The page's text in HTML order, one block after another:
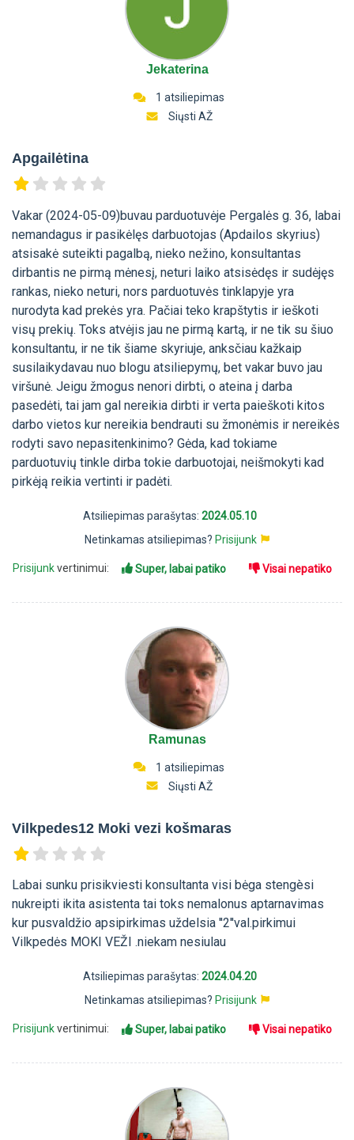
Jekaterina
1 atsiliepimas
Siųsti AŽ
Apgailėtina
Vakar (2024-05-09)buvau parduotuvėje Pergalės g. 36, labai
nemandagus ir pasikėlęs darbuotojas (Apdailos skyrius)
atsisakė suteikti pagalbą, nieko nežino, konsultantas
dirbantis ne pirmą mėnesį, neturi laiko atsisėdęs ir sudėjęs
rankas, nieko neturi, nors parduotuvės tinklapyje yra
nurodyta kad prekės yra. Pačiai teko krapštytis ir ieškoti
visų prekių. Toks atvėjis jau ne pirmą kartą, ir ne tik su šiuo
konsultantu, ir ne tik šiame skyriuje, anksčiau kažkaip
susilaikydavau nuo blogu atsiliepymų, bet vakar buvo jau
viršunė. Jeigu žmogus nenori dirbti, o ateina į darba
pasedėti, tai jam gal nereikia dirbti ir verta paieškoti kitos
darbo vietos kur nereikia bendrauti su žmonėmis ir nereikės
rodyti savo nepasitenkinimo? Gėda, kad tokiame
parduotuvių tinkle dirba tokie darbuotojai, neišmokyti kad
pirkėją reikia vertinti ir padėti.
Atsiliepimas parašytas: 2024.05.10
Netinkamas atsiliepimas? Prisijunk
Prisijunkvertinimui: Super, labai patiko Visai nepatiko
Ramunas
1 atsiliepimas
Siųsti AŽ
Vilkpedes12 Moki vezi košmaras
Labai sunku prisikviesti konsultanta visi bėga stengèsi
nukreipti ikita asistenta tai toks nemalonus aptarnavimas
kur pusvaldžio apsipirkimas uždelsia ''2''val.pirkimui
Vilkpedės MOKI VEŽI .niekam nesiulau
Atsiliepimas parašytas: 2024.04.20
Netinkamas atsiliepimas? Prisijunk
Prisijunkvertinimui: Super, labai patiko Visai nepatiko